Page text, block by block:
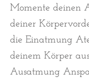
Momente deinen
deiner
die Einatmung
deinem Körper
Ausatmung